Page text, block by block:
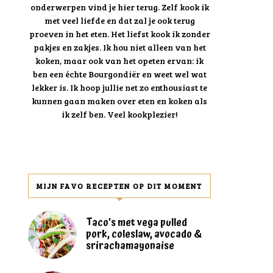
onderwerpen vind je hier terug. Zelf kook ik
met veel liefde en dat zal je ook terug
proeven in het eten. Het liefst kook ik zonder
pakjes en zakjes. Ik hou niet alleen van het
koken, maar ook van het opeten ervan: ik
ben een échte Bourgondiër en weet wel wat
lekker is. Ik hoop jullie net zo enthousiast te
kunnen gaan maken over eten en koken als
ik zelf ben. Veel kookplezier!
MIJN FAVO RECEPTEN OP DIT MOMENT
Taco’s met vega pulled
pork, coleslaw, avocado &
srirachamayonaise